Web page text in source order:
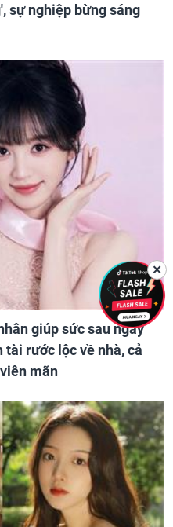
sự nghiệp bừng sáng
giúp sức sau ngày
rước lộc về nhà, cả
mãn
✕